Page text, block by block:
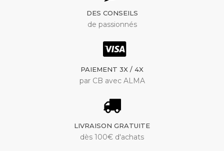
DES CONSEILS
de passionnés
PAIEMENT 3X / 4X
par CB avec ALMA
LIVRAISON GRATUITE
dès 100€ d'achats